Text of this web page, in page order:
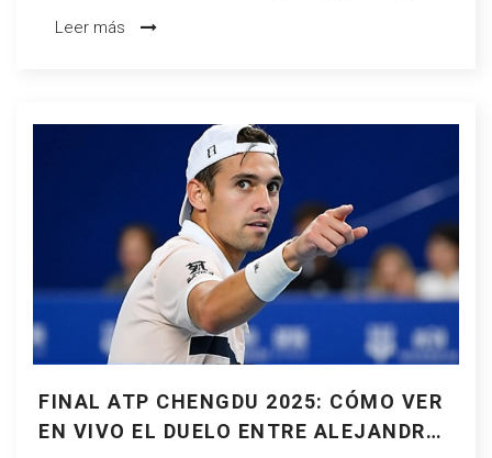
Leer más
FINAL ATP CHENGDU 2025: CÓMO VER
EN VIVO EL DUELO ENTRE ALEJANDRO